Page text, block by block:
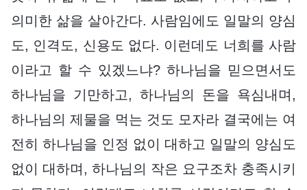
의미한 삶을 살아간다. 사람임에도 일말의 양심
도, 인격도, 신용도 없다. 이런데도 너희를 사람
이라고 할 수 있겠느냐? 하나님을 믿으면서도
하나님을 기만하고, 하나님의 돈을 욕심내며,
하나님의 제물을 먹는 것도 모자라 결국에는 여
전히 하나님을 인정 없이 대하고 일말의 양심도
없이 대하며, 하나님의 작은 요구조차 충족시키